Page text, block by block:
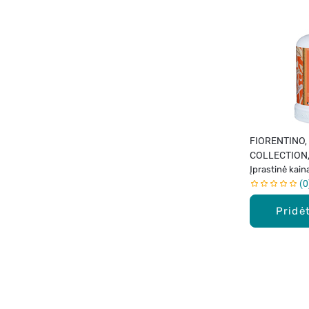
rankoms,
aromato, 500
Įprastinė
0